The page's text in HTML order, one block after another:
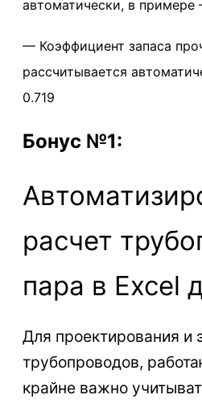
автоматически, в
— Коэффициент запаса
рассчитывается
0.719
Бонус №1:
расчет
пара в Excel
Для проектирования и
трубопроводов,
крайне важно